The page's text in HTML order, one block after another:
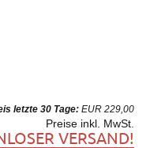
letzte 30 Tage: EUR 229,00
Preise inkl. MwSt.
VERSAND!